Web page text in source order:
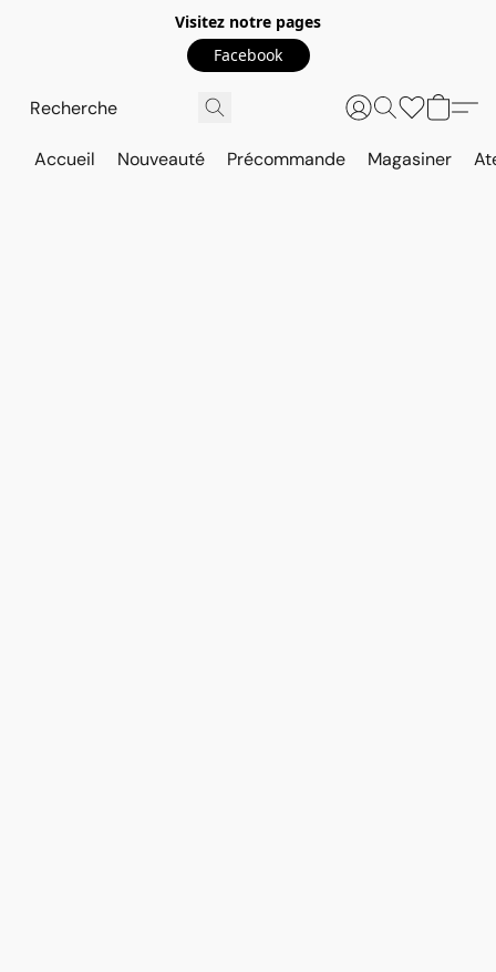
Visitez notre pages
Facebook
Accueil Nouveauté Précommande Magasiner